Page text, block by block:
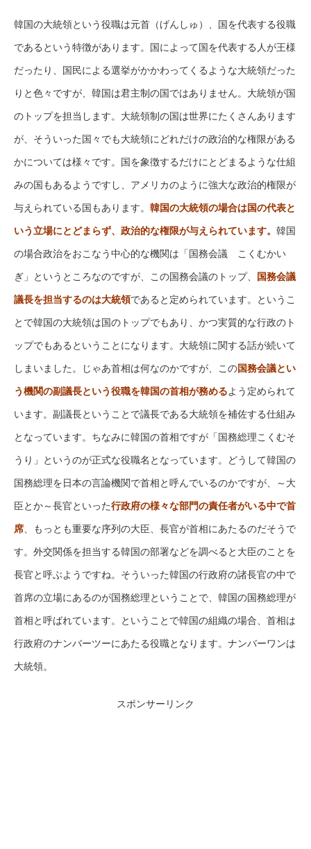
韓国の大統領という役職は元首（げんしゅ）、国を代表する役職
であるという特徴があります。国によって国を代表する人が王様
だったり、国民による選挙がかかわってくるような大統領だった
りと色々ですが、韓国は君主制の国ではありません。大統領が国
のトップを担当します。大統領制の国は世界にたくさんあります
が、そういった国々でも大統領にどれだけの政治的な権限がある
かについては様々です。国を象徴するだけにとどまるような仕組
みの国もあるようですし、アメリカのように強大な政治的権限が
与えられている国もあります。 韓国の大統領の場合は国の代表と
いう立場にとどまらず、政治的な権限が与えられています。 韓国
の場合政治をおこなう中心的な機関は「国務会議 こくむかい
ぎ」というところなのですが、この国務会議のトップ、 国務会議
議長を担当するのは大統領であると定められています。というこ
とで韓国の大統領は国のトップでもあり、かつ実質的な行政のト
ップでもあるということになります。大統領に関する話が続いて
しまいました。じゃあ首相は何なのかですが、この国務会議とい
う機関の副議長という役職を韓国の首相が務めるよう定められて
います。副議長ということで議長である大統領を補佐する仕組み
となっています。ちなみに韓国の首相ですが「国務総理こくむそ
うり」というのが正式な役職名となっています。どうして韓国の
国務総理を日本の言論機関で首相と呼んでいるのかですが、～大
臣とか～長官といった行政府の様々な部門の責任者がいる中で首
席、もっとも重要な序列の大臣、長官が首相にあたるのだそうで
す。外交関係を担当する韓国の部署などを調べると大臣のことを
長官と呼ぶようですね。そういった韓国の行政府の諸長官の中で
首席の立場にあるのが国務総理ということで、韓国の国務総理が
首相と呼ばれています。ということで韓国の組織の場合、首相は
行政府のナンバーツーにあたる役職となります。ナンバーワンは
大統領。
スポンサーリンク